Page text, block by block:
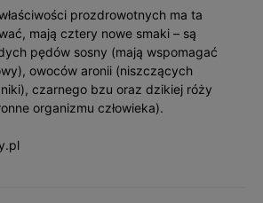
prozdrowotnych ma ta
mają cztery nowe smaki – są
pędów sosny (mają wspomagać
owoców aronii (niszczących
czarnego bzu oraz dzikiej róży
organizmu człowieka).